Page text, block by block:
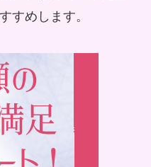
すめします。